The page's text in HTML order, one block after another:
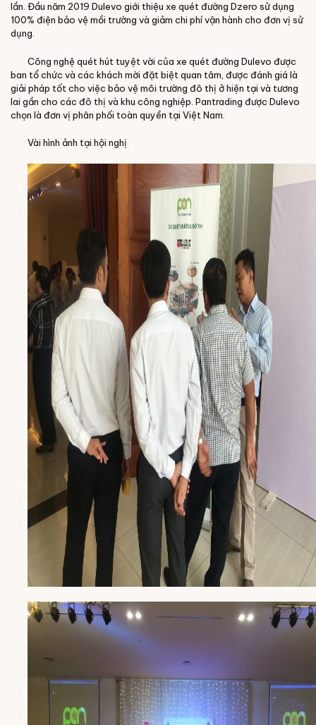
lần. Đầu năm 2019 Dulevo giới thiệu xe quét đường Dzero sử dụng
100% điện bảo vệ mồi trường và giảm chi phí vận hành cho đơn vị sử
dụng.
Công nghệ quét hút tuyệt vời của xe quét đường Dulevo được
ban tổ chức và các khách mời đặt biệt quan tâm, được đánh giá là
giải pháp tốt cho việc bảo vệ môi trường đô thị ở hiện tại và tương
lai gần cho các đô thị và khu công nghiệp. Pantrading được Dulevo
chọn là đơn vị phân phối toàn quyền tại Việt Nam.
Vài hình ảnh tại hội nghị